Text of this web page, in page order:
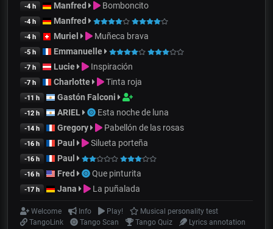
-4 h Manfred Bomboncito
-4 h Manfred
-4 h Muriel Muñeca brava
-5 h Emmanuelle
-7 h Lucie Inspiración
-7 h Charlotte Tinta roja
-11 h Gastón Falconi
-12 h ARIEL Esta noche de luna
-14 h Gregory Pabellón de las rosas
-16 h Paul Silueta porteña
-16 h Paul
-16 h Fred Que pinturita
-17 h Jana La puñalada
Welcome Info Play!
Musical personality test
TangoLink
Tango Scan Tango Quiz Lyrics annotation